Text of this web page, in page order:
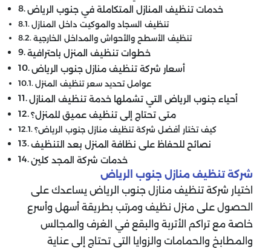
خدمات تنظيف المنازل المتكاملة في جنوب الرياض
تنظيف السجاد والموكيت داخل المنازل
تنظيف الأسطح والأحواش والمداخل الخارجية
خطوات تنظيف المنزل باحترافية
أسعار شركة تنظيف منازل جنوب الرياض
عوامل تحديد سعر تنظيف المنزل
أحياء جنوب الرياض التي تشملها خدمة تنظيف المنازل
متى تحتاج إلى تنظيف عميق للمنزل؟
كيف تختار أفضل شركة تنظيف منازل جنوب الرياض؟
نصائح للحفاظ على نظافة المنزل بعد التنظيف
خدمات شركة المجد كلين
شركة تنظيف منازل جنوب الرياض
اختيار شركة تنظيف منازل جنوب الرياض يساعدك على
الحصول على منزل نظيف ومرتب بطريقة أسهل وأسرع
خاصة مع تراكم الأتربة والبقع في الغرف والمجالس
والمطابخ والحمامات والزوايا التي تحتاج إلى عناية